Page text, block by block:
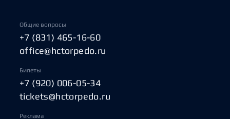
Общие вопросы
+7 (831) 465-16-60
office@hctorpedo.ru
Билеты
+7 (920) 006-05-34
tickets@hctorpedo.ru
Реклама